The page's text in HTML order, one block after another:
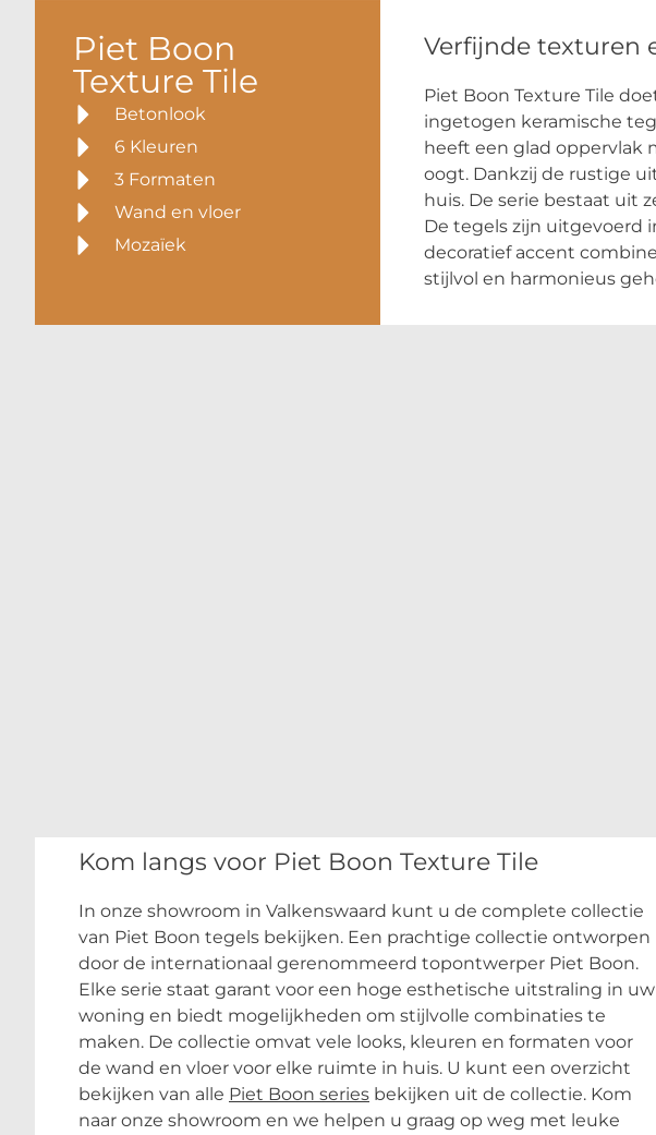
Verfijnde texturen
Piet Boon Texture Tile
ingetogen keramische
heeft een glad oppervlak
oogt. Dankzij de rustige
huis. De serie bestaat uit
De tegels zijn uitgevoerd
decoratief accent
stijlvol en harmonieus
Piet Boon
Texture Tile
Betonlook
6 Kleuren
3 Formaten
Wand en vloer
Mozaïek
Kom langs voor Piet Boon Texture Tile
In onze showroom in Valkenswaard kunt u de complete collectie
van Piet Boon tegels bekijken. Een prachtige collectie ontworpen
door de internationaal gerenommeerd topontwerper Piet Boon.
Elke serie staat garant voor een hoge esthetische uitstraling in uw
woning en biedt mogelijkheden om stijlvolle combinaties te
maken. De collectie omvat vele looks, kleuren en formaten voor
de wand en vloer voor elke ruimte in huis. U kunt een overzicht
bekijken van alle Piet Boon series bekijken uit de collectie. Kom
naar onze showroom en we helpen u graag op weg met leuke